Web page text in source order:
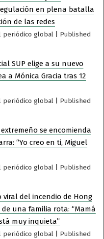
en plena batalla
de las redes
periódico global
Published
SUP elige a su nuevo
a Mónica Gracia tras 12
periódico global
Published
extremeño se encomienda
“Yo creo en ti, Miguel
periódico global
Published
viral del incendio de Hong
una familia rota: “Mamá
muy inquieta”
periódico global
Published